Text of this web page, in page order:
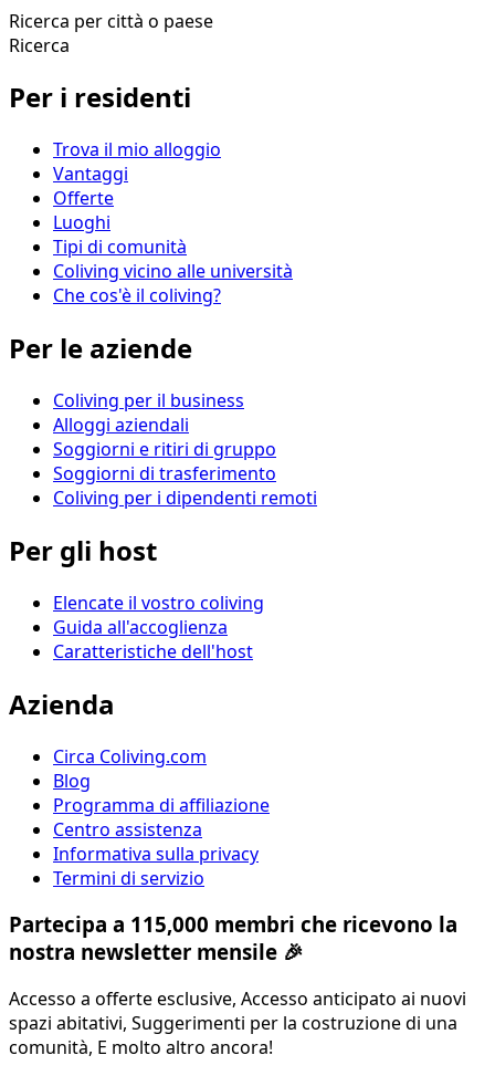
Ricerca per città o paese
Ricerca
Per i residenti
Trova il mio alloggio
Vantaggi
Offerte
Luoghi
Tipi di comunità
Coliving vicino alle università
Che cos'è il coliving?
Per le aziende
Coliving per il business
Alloggi aziendali
Soggiorni e ritiri di gruppo
Soggiorni di trasferimento
Coliving per i dipendenti remoti
Per gli host
Elencate il vostro coliving
Guida all'accoglienza
Caratteristiche dell'host
Azienda
Circa Coliving.com
Blog
Programma di affiliazione
Centro assistenza
Informativa sulla privacy
Termini di servizio
Partecipa a 115,000 membri che ricevono la
nostra newsletter mensile 🎉
Accesso a offerte esclusive, Accesso anticipato ai nuovi
spazi abitativi, Suggerimenti per la costruzione di una
comunità, E molto altro ancora!